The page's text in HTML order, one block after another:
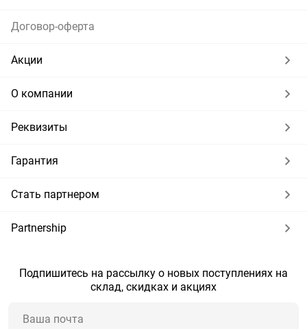
Договор-оферта
Акции
О компании
Реквизиты
Гарантия
Стать партнером
Partnership
Подпишитесь на рассылку о новых поступлениях на
склад, скидках и акциях